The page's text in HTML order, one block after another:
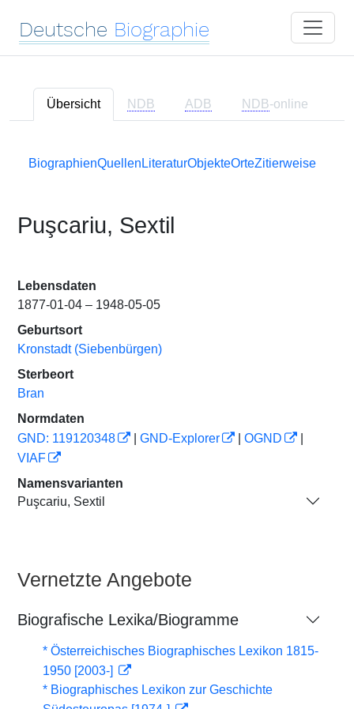
Deutsche Biographie
Übersicht NDB ADB NDB-online
BiographienQuellen LiteraturObjekteOrteZitierweise
Puşcariu, Sextil
Lebensdaten
1877-01-04 – 1948-05-05
Geburtsort
Kronstadt (Siebenbürgen)
Sterbeort
Bran
Normdaten
GND: 119120348
GND-Explorer OGND
VIAF
Namensvarianten
Puşcariu, Sextil
Vernetzte Angebote
Biografische Lexika/Biogramme
* Österreichisches Biographisches Lexikon 1815-
1950 [2003-]
* Biographisches Lexikon zur Geschichte